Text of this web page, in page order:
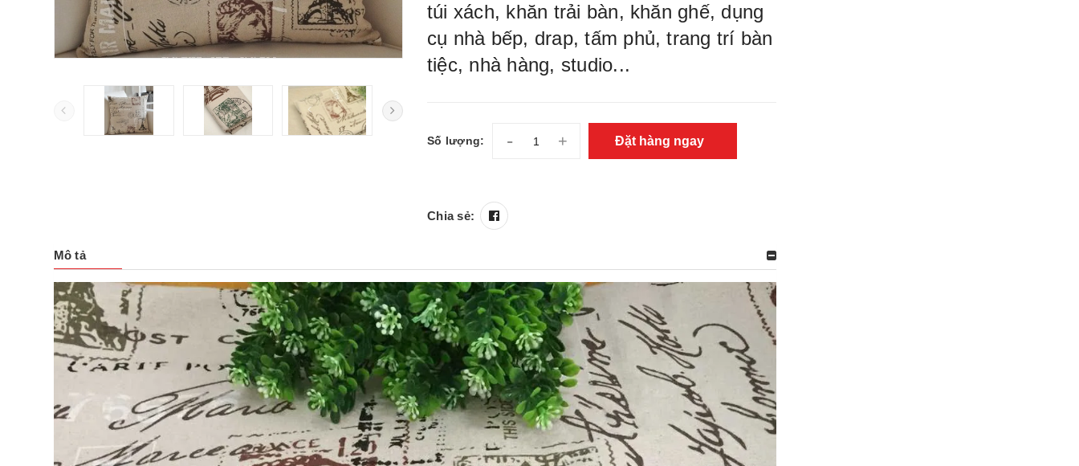
túi xách, khăn trải bàn, khăn ghế, dụng
cụ nhà bếp, drap, tấm phủ, trang trí bàn
tiệc, nhà hàng, studio...
Số lượng: - + Đặt hàng ngay
Chia sẻ:
Mô tả